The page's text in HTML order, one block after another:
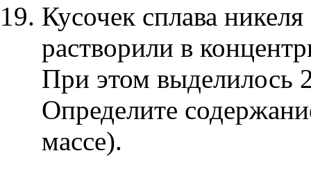
Кусочек сплава
растворили в
При этом выделилось
Определите
массе).